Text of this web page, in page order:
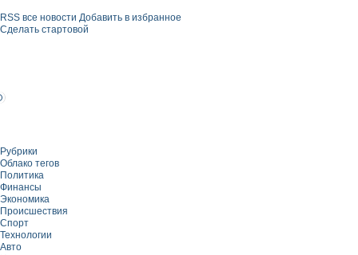
RSS все новости Добавить в избранное
Сделать стартовой
Рубрики
Облако тегов
Политика
Финансы
Экономика
Происшествия
Спорт
Технологии
Авто